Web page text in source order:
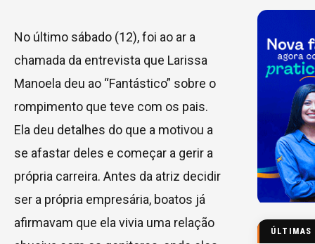
No último sábado (12), foi ao ar a
chamada da entrevista que Larissa
Manoela deu ao “Fantástico” sobre o
rompimento que teve com os pais.
Ela deu detalhes do que a motivou a
se afastar deles e começar a gerir a
própria carreira. Antes da atriz decidir
ser a própria empresária, boatos já
afirmavam que ela vivia uma relação